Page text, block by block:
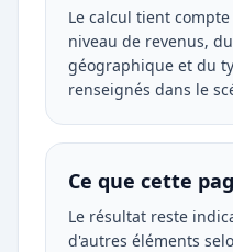
Le calcul tient
niveau de revenus,
géographique et du
renseignés dans le
Ce que cette
Le résultat reste
d'autres éléments